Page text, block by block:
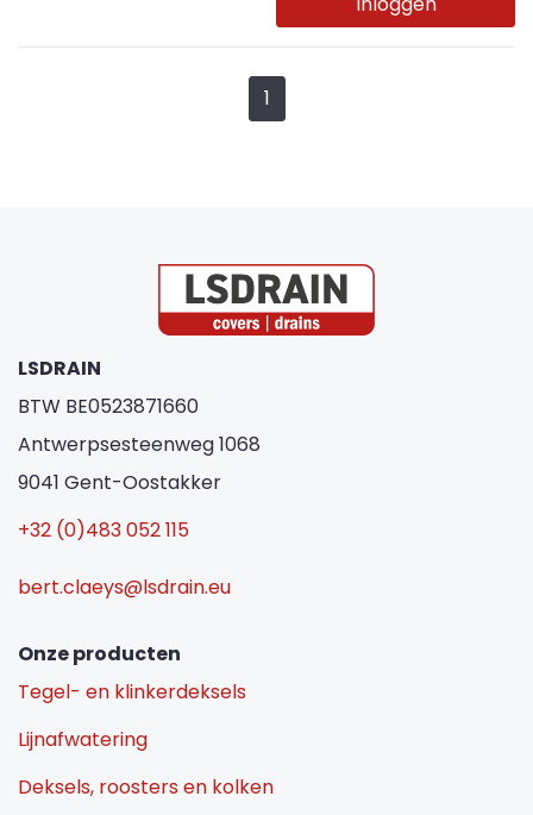
1
LSDRAIN
BTW BE0523871660
Antwerpsesteenweg 1068
9041 Gent-Oostakker
+32 (0)483 052 115
bert.claeys@lsdrain.eu
Onze producten
Tegel- en klinkerdeksels
Lijnafwatering
Deksels, roosters en kolken